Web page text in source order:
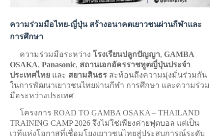
ความร่วมมือไทย-ญี่ปุ่น สร้างอนาคตเยาวชนผ่านกีฬาและ
การศึกษา
ความร่วมมือระหว่าง โรงเรียนปลูกปัญญา, GAMBA
OSAKA, Panasonic, สถานเอกอัครราชทูตญี่ปุ่นประจำ
ประเทศไทย และ สยามสินธร สะท้อนถึงความมุ่งมั่นร่วมกัน
ในการพัฒนาเยาวชนไทยผ่านกีฬา การศึกษา และความร่วม
มือระหว่างประเทศ
โครงการ ROAD TO GAMBA OSAKA – THAILAND
TRAINING CAMP 2026 จึงไม่ใช่เพียงค่ายฟุตบอล แต่เป็น
เวทีแห่งโอกาสที่เชื่อมโยงเยาวชนไทยสู่ประสบการณ์ระดับ